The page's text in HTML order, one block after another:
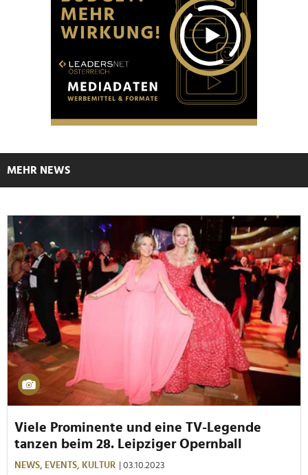
MEHR NEWS
Viele Prominente und eine TV-Legende
tanzen beim 28. Leipziger Opernball
NEWS, EVENTS, KULTUR | 03.10.2023